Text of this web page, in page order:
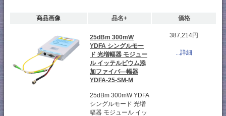
商品画像 品名+ 価格
25dBm 300mW
YDFA シングルモー
ド 光増幅器 モジュー
ル イッテルビウム添
加ファイバ―幅器
YDFA-25-SM-M
25dBm 300mW YDFA
シングルモード 光増
幅器 モジュール イッ
387,214円
...詳細